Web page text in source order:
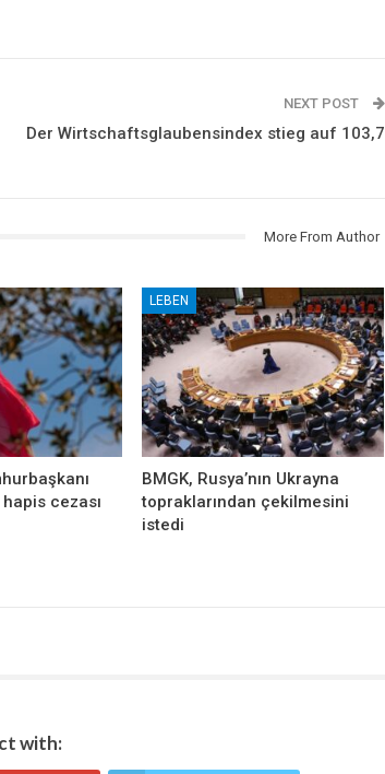
NEXT POST
Der Wirtschaftsglaubensindex stieg auf 103,7
More From Author
hapis cezası
LEBEN
BMGK, Rusya’nın Ukrayna
topraklarından çekilmesini
istedi
with: